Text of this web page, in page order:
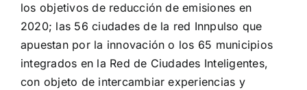
los objetivos de reducción de emisiones en
2020; las 56 ciudades de la red Innpulso que
apuestan por la innovación o los 65 municipios
integrados en la Red de Ciudades Inteligentes,
con objeto de intercambiar experiencias y